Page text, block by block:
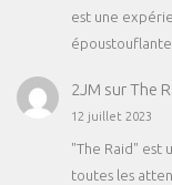
est une
2JM surThe
12 juillet 2023
"The Raid" est
toutes les